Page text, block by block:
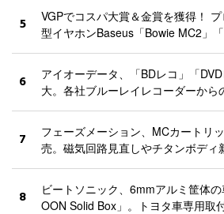
5
VGPでコスパ大賞＆金賞を獲得！
型イヤホンBaseus「Bowie MC2」「
6
アイオーデータ、「BDレコ」「
大。各社ブルーレイレコーダーから
7
フェーズメーション、MCカートリ
売。磁気回路見直しやチタンボディ
8
ビートソニック、6mmアルミ筐体
OON Solid Box」。トヨタ車専用取